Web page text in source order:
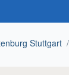
Stuttgart